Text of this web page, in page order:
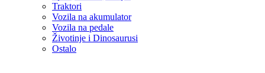
Traktori
Vozila na akumulator
Vozila na pedale
Životinje i Dinosaurusi
Ostalo